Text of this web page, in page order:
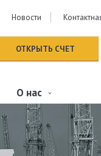
Новости
ОТКРЫТЬ СЧЕТ
О нас